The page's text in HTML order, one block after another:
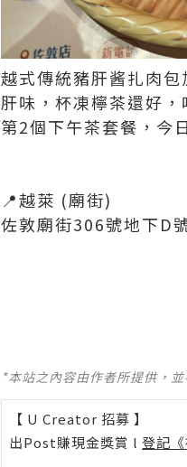
越式傳統豬肝酱扎肉
肝味，杯凍檸茶還好
第2個下午茶套餐，今
📍越萊 (廟街)
佐敦廟街306號地下D
*本站之內容由作者所提供，
【 U Creator 招募 】
出Post賺現金獎賞 l 登記